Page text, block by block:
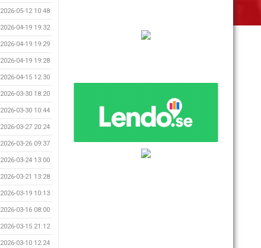
2026-05-12 10:48
2026-04-19 19:32
2026-04-19 19:29
2026-04-19 19:28
2026-04-15 12:30
2026-03-30 18:20
2026-03-30 10:44
2026-03-27 20:24
2026-03-26 09:37
2026-03-24 13:00
2026-03-21 13:28
2026-03-19 10:13
2026-03-16 08:00
2026-03-15 21:12
2026-03-10 12:24